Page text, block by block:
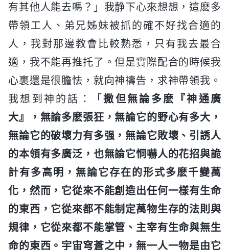
有其他人能去嗎？」我静下心來想想，這麽多
帶領工人、弟兄姊妹被抓的確不好找合適的
人，我對那邊教會比較熟悉，只有我去最合
適，我不能再推托了。但是實際配合的時候我
心裏還是很膽怯，就向神禱告，求神帶領我。
我想到神的話：「撒但無論多麽『神通廣
大』，無論多麽張狂，無論它的野心有多大，
無論它的破壞力有多强，無論它敗壞、引誘人
的本領有多廣泛，也無論它恫嚇人的花招與詭
計有多高明，無論它存在的形式多麽千變萬
化，然而，它從來不能創造出任何一樣有生命
的東西，它從來都不能制定萬物生存的法則與
規律，它從來都不能掌管、主宰有生命與無生
命的東西。宇宙穹蒼之中，無一人一物是由它